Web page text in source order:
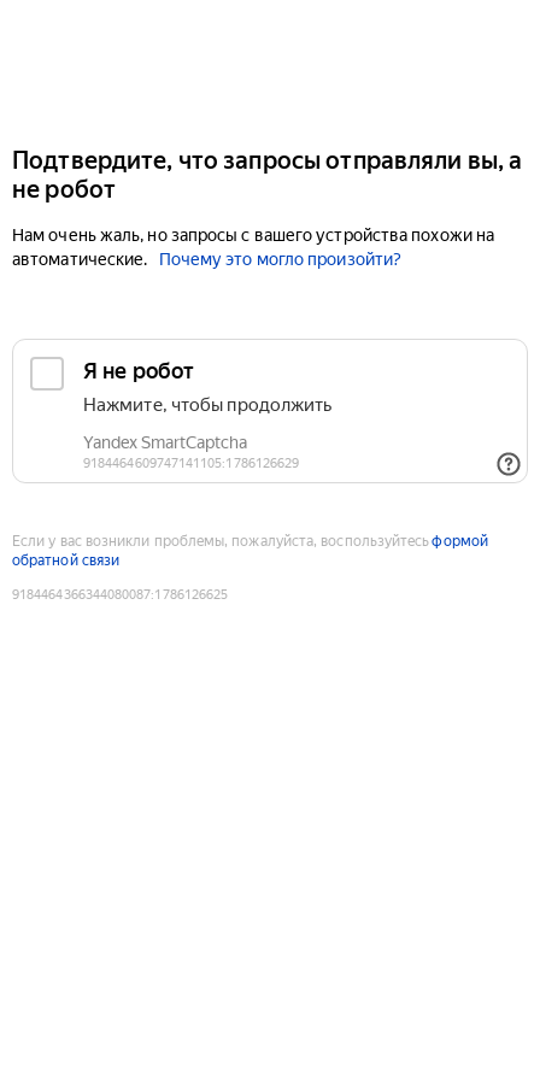
Подтвердите, что запросы отправляли вы, а
не робот
Нам очень жаль, но запросы с вашего устройства похожи на
автоматические.
Почему это могло произойти?
Если у вас возникли проблемы, пожалуйста, воспользуйтесьформой
обратной связи
9184464366344080087:1786126625